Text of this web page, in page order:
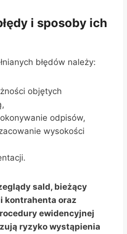
i sposoby ich
błędów należy:
objętych
odpisów,
wysokości
sald, bieżący
kontrahenta oraz
ewidencyjnej
ryzyko wystąpienia